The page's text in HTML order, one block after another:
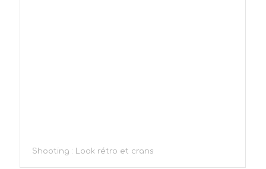
Shooting : Look rétro et crans